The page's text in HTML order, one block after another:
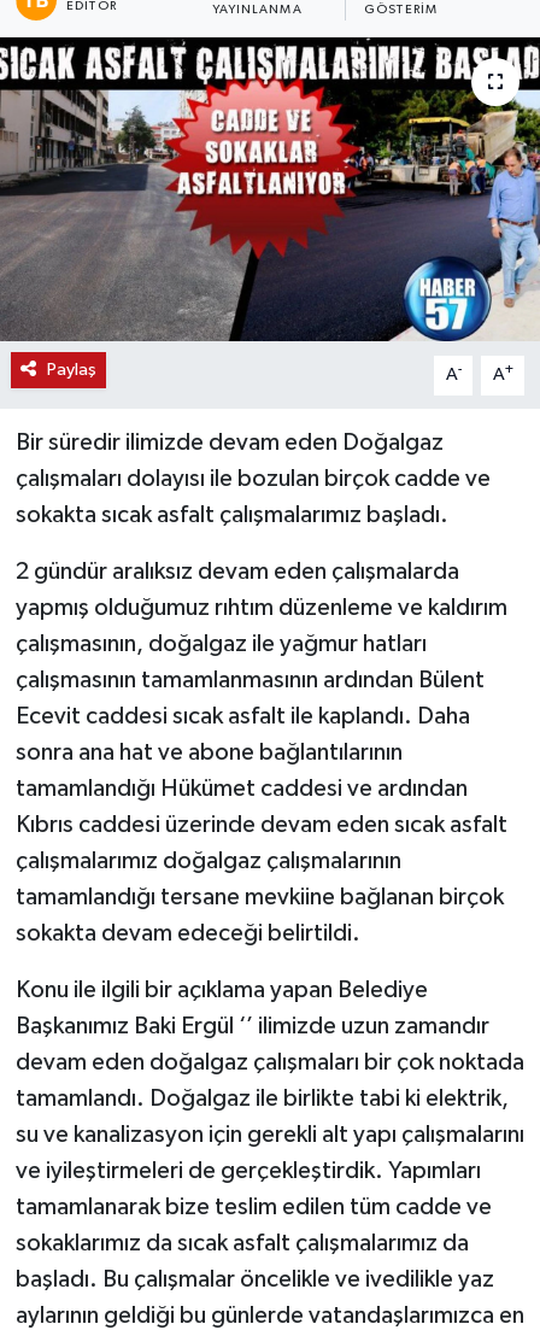
EDITÖR YAYINLANMA GÖSTERIM
Paylaş A- A+
Bir süredir ilimizde devam eden Doğalgaz
çalışmaları dolayısı ile bozulan birçok cadde ve
sokakta sıcak asfalt çalışmalarımız başladı.
2 gündür aralıksız devam eden çalışmalarda
yapmış olduğumuz rıhtım düzenleme ve kaldırım
çalışmasının, doğalgaz ile yağmur hatları
çalışmasının tamamlanmasının ardından Bülent
Ecevit caddesi sıcak asfalt ile kaplandı. Daha
sonra ana hat ve abone bağlantılarının
tamamlandığı Hükümet caddesi ve ardından
Kıbrıs caddesi üzerinde devam eden sıcak asfalt
çalışmalarımız doğalgaz çalışmalarının
tamamlandığı tersane mevkiine bağlanan birçok
sokakta devam edeceği belirtildi.
Konu ile ilgili bir açıklama yapan Belediye
Başkanımız Baki Ergül ‘’ ilimizde uzun zamandır
devam eden doğalgaz çalışmaları bir çok noktada
tamamlandı. Doğalgaz ile birlikte tabi ki elektrik,
su ve kanalizasyon için gerekli alt yapı çalışmalarını
ve iyileştirmeleri de gerçekleştirdik. Yapımları
tamamlanarak bize teslim edilen tüm cadde ve
sokaklarımız da sıcak asfalt çalışmalarımız da
başladı. Bu çalışmalar öncelikle ve ivedilikle yaz
aylarının geldiği bu günlerde vatandaşlarımızca en